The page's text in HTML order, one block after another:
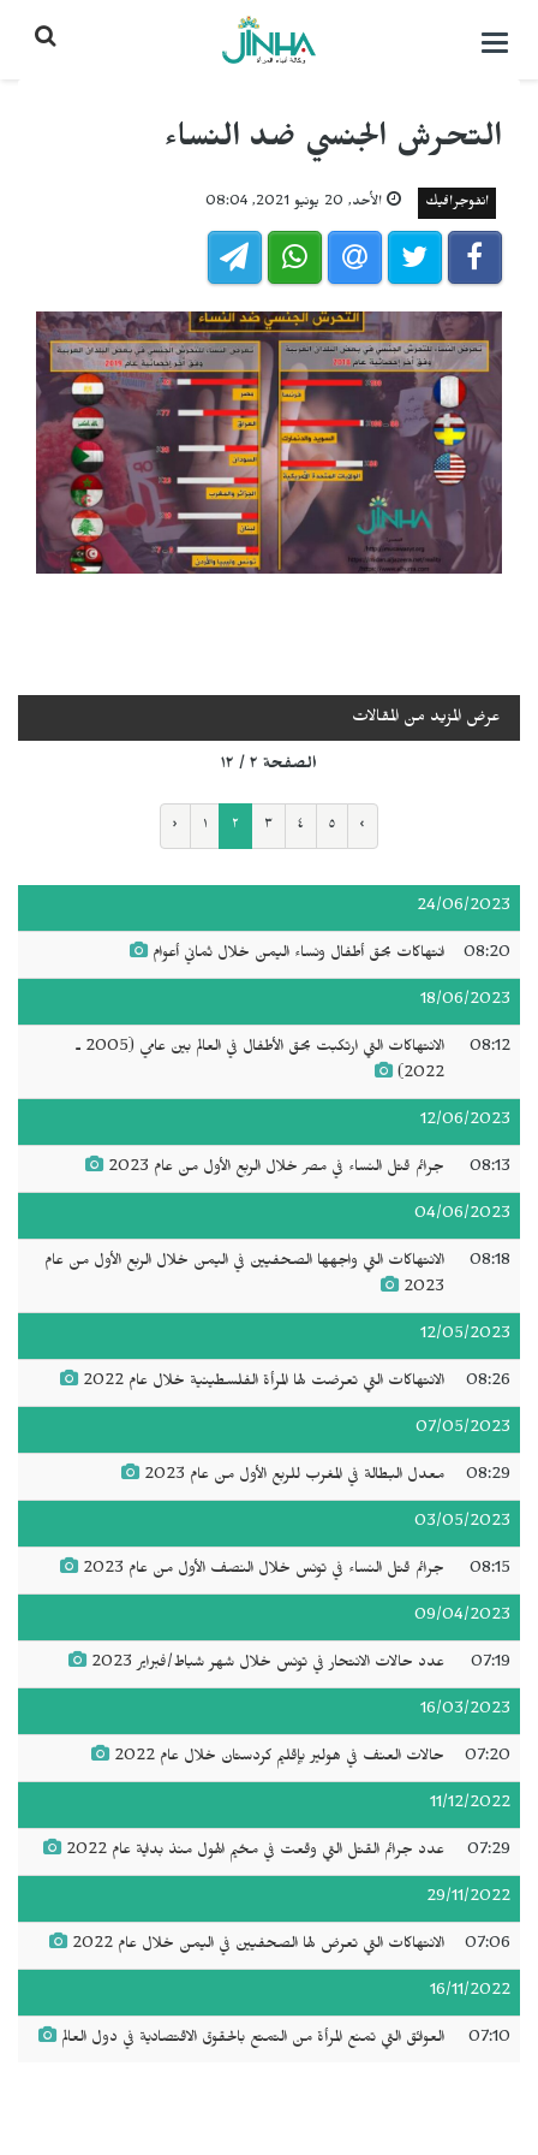
التحكم
التحرش الجنسي ضد النساء
انفوجرافيك الأحد, 20 يونيو 2021, 08:04
عرض المزيد من المقالات
الصفحة ٢ / ١٢
‹ ١ ٢ ٣ ٤ ٥ ›
24/06/2023
08:20 انتهاكات بحق أطفال ونساء اليمن خلال ثماني أعوام
18/06/2023
08:12
الانتهاكات التي ارتكبت بحق الأطفال في العالم بين عامي (2005 ـ
2022)
12/06/2023
08:13 جرائم قتل النساء في مصر خلال الربع الأول من عام 2023
04/06/2023
08:18
الانتهاكات التي واجهها الصحفيين في اليمن خلال الربع الأول من عام
2023
12/05/2023
08:26 الانتهاكات التي تعرضت لها المرأة الفلسطينية خلال عام 2022
07/05/2023
08:29 معدل البطالة في المغرب للربع الأول من عام 2023
03/05/2023
08:15 جرائم قتل النساء في تونس خلال النصف الأول من عام 2023
09/04/2023
07:19 عدد حالات الانتحار في تونس خلال شهر شباط/فبراير 2023
16/03/2023
07:20 حالات العنف في هولير بإقليم كردستان خلال عام 2022
11/12/2022
07:29 عدد جرائم القتل التي وقعت في مخيم الهول منذ بداية عام 2022
29/11/2022
07:06 الانتهاكات التي تعرض لها الصحفيين في اليمن خلال عام 2022
16/11/2022
07:10 العوائق التي تمنع المرأة من التمتع بالحقوق الاقتصادية في دول العالم